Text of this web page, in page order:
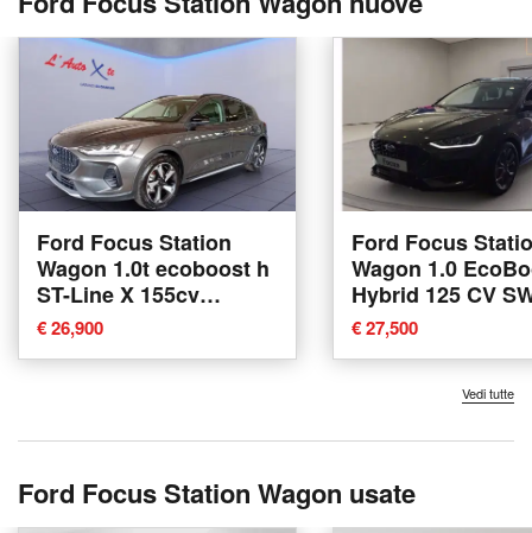
Ford Focus Station
Wagon 1.0t ecoboost h
ST-Line X 155cv
powershift nuova a
Trezzano sul Naviglio
€ 26,900
Ford Focus
Wagon 1.0
Hybrid 125 CV
Business nuova a
Catania
€ 27,500
Vedi tutte
Ford Focus Station Wagon usate